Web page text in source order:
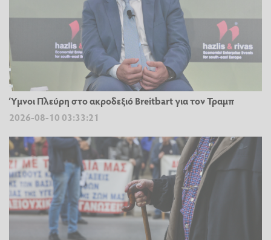
Ύμνοι Πλεύρη στο ακροδεξιό Breitbart για τον Τραμπ
2026-08-10 03:33:21